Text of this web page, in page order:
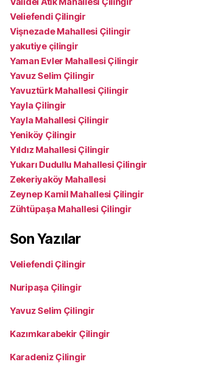
Veliefendi Çilingir
Vişnezade Mahallesi Çilingir
yakutiye çilingir
Yaman Evler Mahallesi Çilingir
Yavuz Selim Çilingir
Yavuztürk Mahallesi Çilingir
Yayla Çilingir
Yayla Mahallesi Çilingir
Yeniköy Çilingir
Yıldız Mahallesi Çilingir
Yukarı Dudullu Mahallesi Çilingir
Zekeriyaköy Mahallesi
Zeynep Kamil Mahallesi Çilingir
Zühtüpaşa Mahallesi Çilingir
Son Yazılar
Veliefendi Çilingir
Nuripaşa Çilingir
Yavuz Selim Çilingir
Kazımkarabekir Çilingir
Karadeniz Çilingir